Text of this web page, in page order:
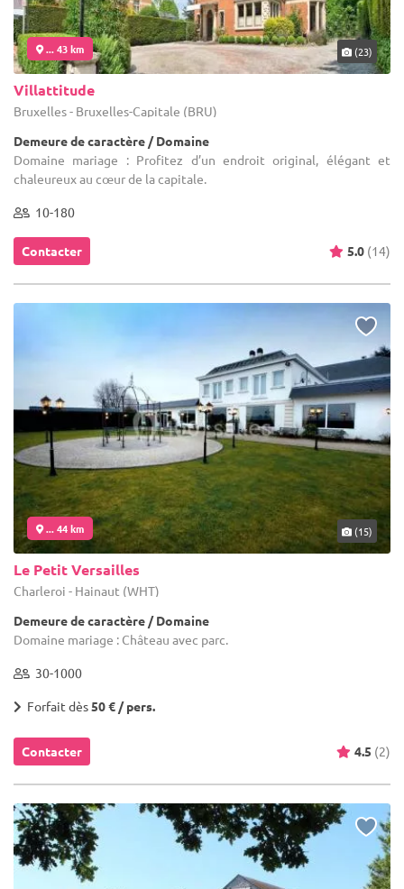
... 43 km (23)
Villattitude
Bruxelles - Bruxelles-Capitale (BRU)
Demeure de caractère / Domaine
Domaine mariage : Profitez d’un endroit original, élégant et
chaleureux au cœur de la capitale.
10-180
Contacter 5.0 (14)
... 44 km (15)
Le Petit Versailles
Charleroi - Hainaut (WHT)
Demeure de caractère / Domaine
Domaine mariage : Château avec parc.
30-1000
Forfait dès50 € / pers.
Contacter 4.5 (2)